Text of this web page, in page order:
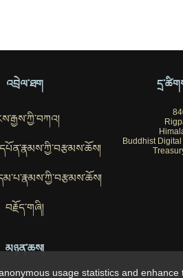
འབྲེལ་ཐག
བརྗོད་གཞི།
མཉན་ཆས།
Buddhist
usage statistics and enhance